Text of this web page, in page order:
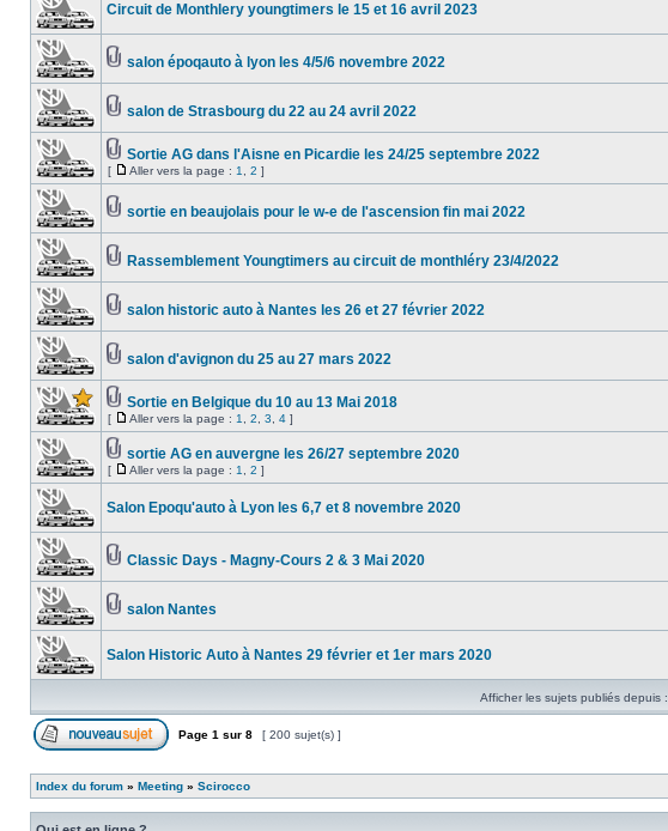
Circuit de Monthlery youngtimers le 15 et 16 avril 2023
salon époqauto à lyon les 4/5/6 novembre 2022
salon de Strasbourg du 22 au 24 avril 2022
Sortie AG dans l'Aisne en Picardie les 24/25 septembre 2022
[ Aller vers la page : 1 2 ]
sortie en beaujolais pour le w-e de l'ascension fin mai 2022
Rassemblement Youngtimers au circuit de monthléry 23/4/2022
salon historic auto à Nantes les 26 et 27 février 2022
salon d'avignon du 25 au 27 mars 2022
Sortie en Belgique du 10 au 13 Mai 2018
[ Aller vers la page : 1 2 3 4 ]
sortie AG en auvergne les 26/27 septembre 2020
[ Aller vers la page : 1 2 ]
Salon Epoqu'auto à Lyon les 6,7 et 8 novembre 2020
Classic Days - Magny-Cours 2 & 3 Mai 2020
salon Nantes
Salon Historic Auto à Nantes 29 février et 1er mars 2020
Afficher les sujets publiés depuis :
Page 1 sur 8 [ 200 sujet(s) ]
Index du forum » Meeting » Scirocco